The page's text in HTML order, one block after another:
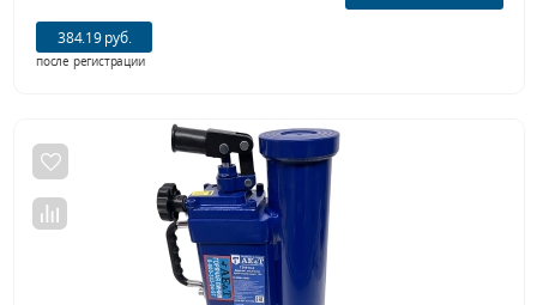
384.19 руб.
после регистрации